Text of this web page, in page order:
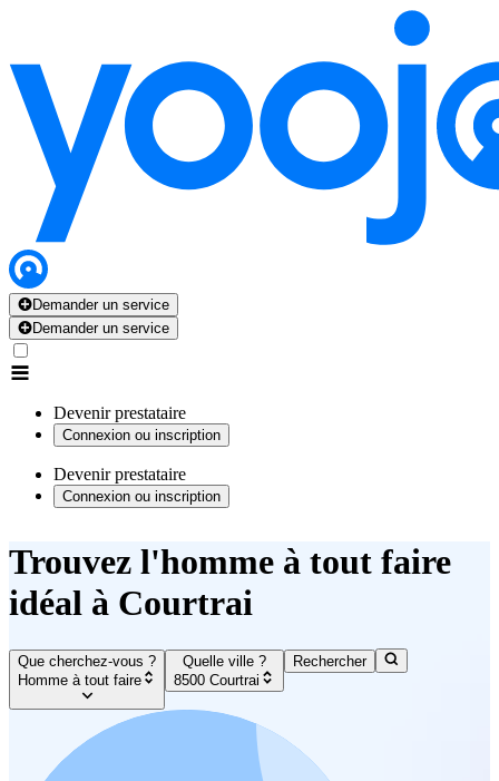
Demander un service
Demander un service
Devenir prestataire
Connexion ou inscription
Devenir prestataire
Connexion ou inscription
Trouvez l'homme à tout faire
idéal à Courtrai
Que cherchez-vous ?
Homme à tout faire
Quelle ville ?
8500 Courtrai
Rechercher